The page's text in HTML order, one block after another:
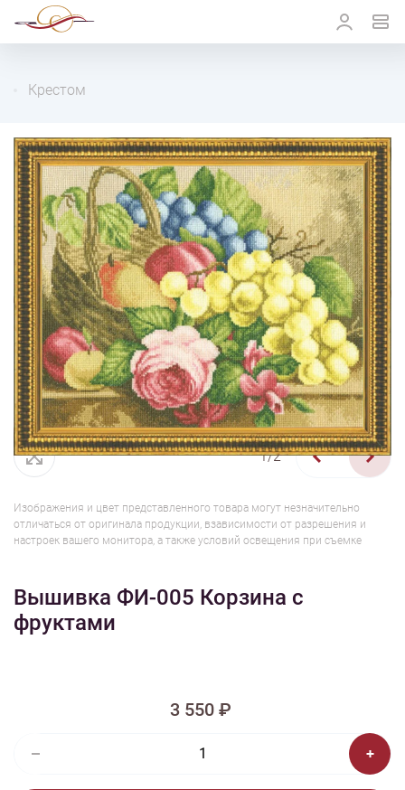
Крестом
1/2
Изображения и цвет представленного товара могут незначительно
отличаться от оригинала продукции, взависимости от разрешения и
настроек вашего монитора, а также условий освещения при съемке
Вышивка ФИ-005 Корзина с
фруктами
3 550 ₽